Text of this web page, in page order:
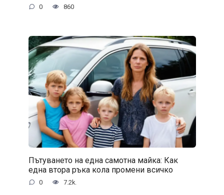
0 860
Пътуването на една самотна майка: Как
една втора ръка кола промени всичко
0 7.2k.